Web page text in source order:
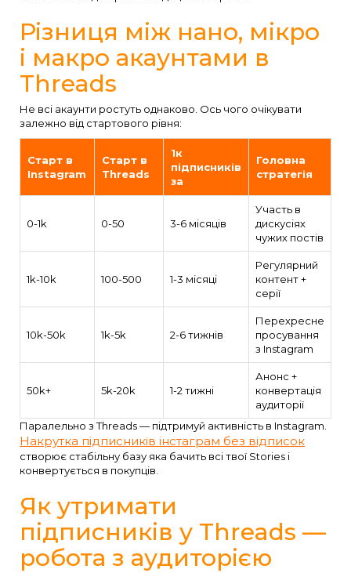
Різниця між нано, мікро
і макро акаунтами в
Threads
Не всі акаунти ростуть однаково. Ось чого очікувати
залежно від стартового рівня:
Старт в
Instagram
Старт в
Threads
1к
підписників
за
Головна
стратегія
0-1k 0-50 3-6 місяців
Участь в
дискусіях
чужих постів
1k-10k 100-500 1-3 місяці
Регулярний
контент +
серії
10k-50k 1k-5k 2-6 тижнів
Перехресне
просування
з Instagram
50k+ 5k-20k 1-2 тижні
Анонс +
конвертація
аудиторії
Паралельно з Threads — підтримуй активність в Instagram.
Накрутка підписників інстаграм без відписок
створює стабільну базу яка бачить всі твої Stories і
конвертується в покупців.
Як утримати
підписників у Threads —
робота з аудиторією